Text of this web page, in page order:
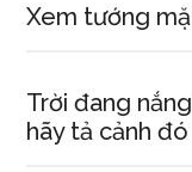
Xem tướng
Trời đang
hãy tả cảnh đó